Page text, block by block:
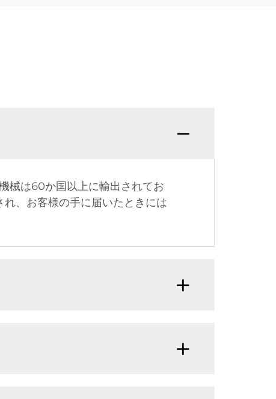
械は60か国以上に輸出されてお
、お客様の手に届いたときには